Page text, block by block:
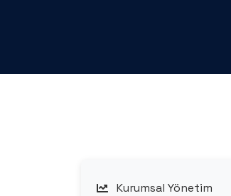
Kurumsal Yönetim